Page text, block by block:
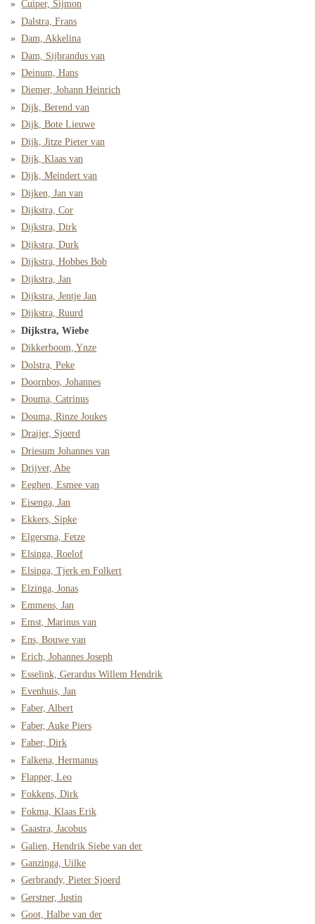
Cuiper, Sijmon
Dalstra, Frans
Dam, Akkelina
Dam, Sijbrandus van
Deinum, Hans
Diemer, Johann Heinrich
Dijk, Berend van
Dijk, Bote Lieuwe
Dijk, Jitze Pieter van
Dijk, Klaas van
Dijk, Meindert van
Dijken, Jan van
Dijkstra, Cor
Dijkstra, Dirk
Dijkstra, Durk
Dijkstra, Hobbes Bob
Dijkstra, Jan
Dijkstra, Jentje Jan
Dijkstra, Ruurd
Dijkstra, Wiebe
Dikkerboom, Ynze
Dolstra, Peke
Doornbos, Johannes
Douma, Catrinus
Douma, Rinze Joukes
Draijer, Sjoerd
Driesum Johannes van
Drijver, Abe
Eeghen, Esmee van
Eisenga, Jan
Ekkers, Sipke
Elgersma, Fetze
Elsinga, Roelof
Elsinga, Tjerk en Folkert
Elzinga, Jonas
Emmens, Jan
Emst, Marinus van
Ens, Bouwe van
Erich, Johannes Joseph
Esselink, Gerardus Willem Hendrik
Evenhuis, Jan
Faber, Albert
Faber, Auke Piers
Faber, Dirk
Falkena, Hermanus
Flapper, Leo
Fokkens, Dirk
Fokma, Klaas Erik
Gaastra, Jacobus
Galien, Hendrik Siebe van der
Ganzinga, Uilke
Gerbrandy, Pieter Sjoerd
Gerstner, Justin
Goot, Halbe van der